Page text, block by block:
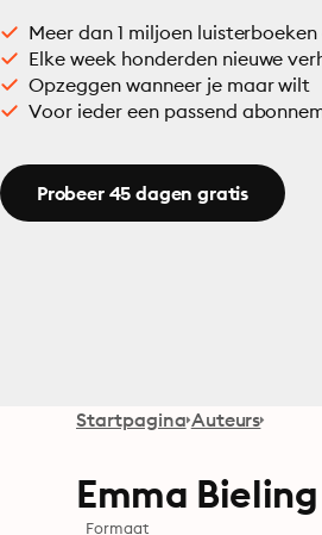
Meer dan 1 miljoen
Elke week honderden nieuwe
Opzeggen wanneer je maar wilt
Voor ieder een passend
Probeer 45 dagen gratis
Startpagina Auteurs
Emma Bieling
Formaat